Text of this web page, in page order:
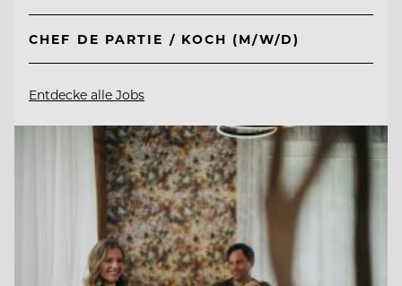
CHEF DE PARTIE / KOCH (M/W/D)
Entdecke alle Jobs